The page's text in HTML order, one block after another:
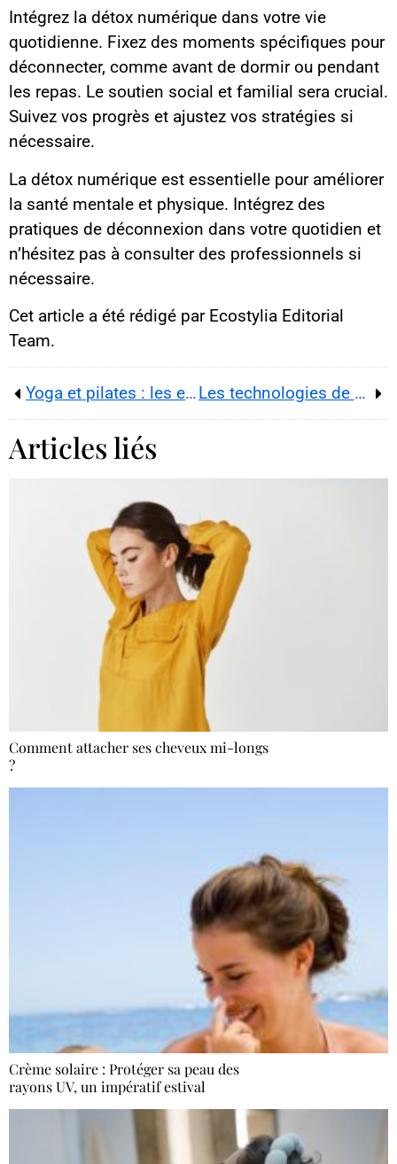
Intégrez la détox numérique dans votre vie
quotidienne. Fixez des moments spécifiques pour
déconnecter, comme avant de dormir ou pendant
les repas. Le soutien social et familial sera crucial.
Suivez vos progrès et ajustez vos stratégies si
nécessaire.
La détox numérique est essentielle pour améliorer
la santé mentale et physique. Intégrez des
pratiques de déconnexion dans votre quotidien et
n’hésitez pas à consulter des professionnels si
nécessaire.
Cet article a été rédigé par Ecostylia Editorial
Team.
Yoga et pilates : les exercices essentiels pour un corps et un esprit en harmonie Les technologies de bien-être personnalisées : une révolution pour votre santé
Articles liés
Comment attacher ses cheveux mi-longs
?
Crème solaire : Protéger sa peau des
rayons UV, un impératif estival